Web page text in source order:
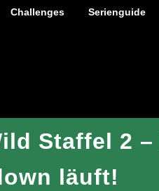
Challenges Serienguide
Staffel 2 –
läuft!